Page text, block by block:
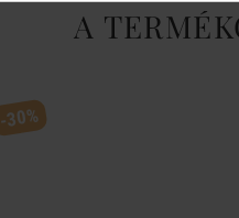
A
-30%